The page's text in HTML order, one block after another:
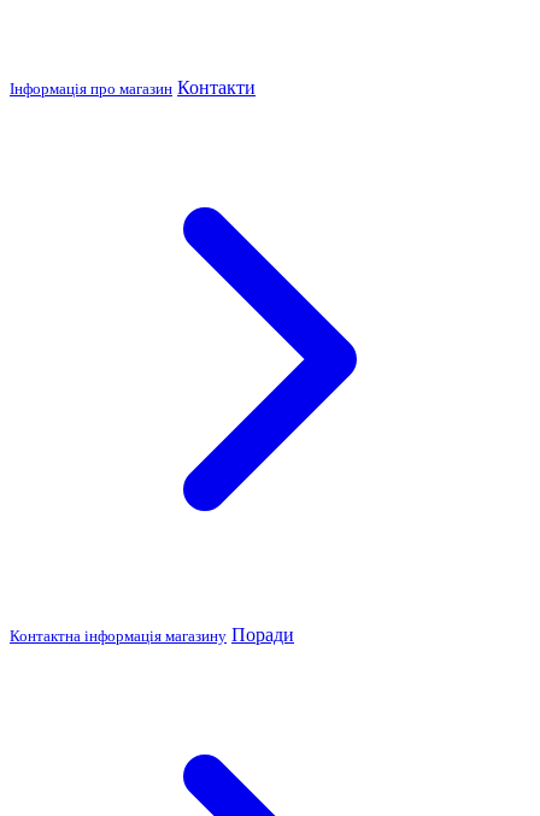
Інформація про магазин Контакти
Контактна інформація магазину Поради